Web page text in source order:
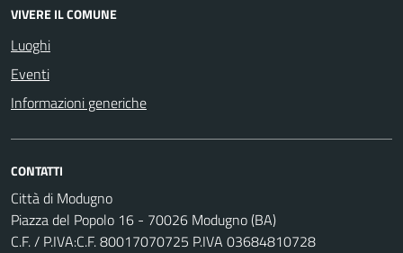
VIVERE IL COMUNE
Luoghi
Eventi
Informazioni generiche
CONTATTI
Città di Modugno
Piazza del Popolo 16 - 70026 Modugno (BA)
C.F. / P.IVA:C.F. 80017070725 P.IVA 03684810728